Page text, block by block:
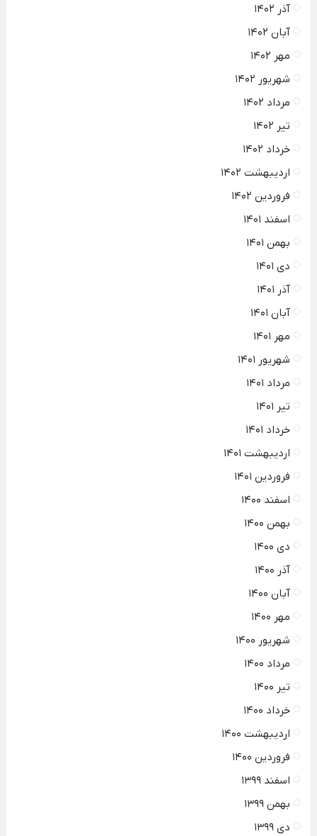
آذر ۱۴۰۲
آبان ۱۴۰۲
مهر ۱۴۰۲
شهریور ۱۴۰۲
مرداد ۱۴۰۲
تیر ۱۴۰۲
خرداد ۱۴۰۲
اردیبهشت ۱۴۰۲
فروردین ۱۴۰۲
اسفند ۱۴۰۱
بهمن ۱۴۰۱
دی ۱۴۰۱
آذر ۱۴۰۱
آبان ۱۴۰۱
مهر ۱۴۰۱
شهریور ۱۴۰۱
مرداد ۱۴۰۱
تیر ۱۴۰۱
خرداد ۱۴۰۱
اردیبهشت ۱۴۰۱
فروردین ۱۴۰۱
اسفند ۱۴۰۰
بهمن ۱۴۰۰
دی ۱۴۰۰
آذر ۱۴۰۰
آبان ۱۴۰۰
مهر ۱۴۰۰
شهریور ۱۴۰۰
مرداد ۱۴۰۰
تیر ۱۴۰۰
خرداد ۱۴۰۰
اردیبهشت ۱۴۰۰
فروردین ۱۴۰۰
اسفند ۱۳۹۹
بهمن ۱۳۹۹
دی ۱۳۹۹